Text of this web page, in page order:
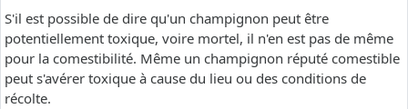
S'il est possible de dire qu'un champignon peut être
potentiellement toxique, voire mortel, il n'en est pas de même
pour la comestibilité. Même un champignon réputé comestible
peut s'avérer toxique à cause du lieu ou des conditions de
récolte.